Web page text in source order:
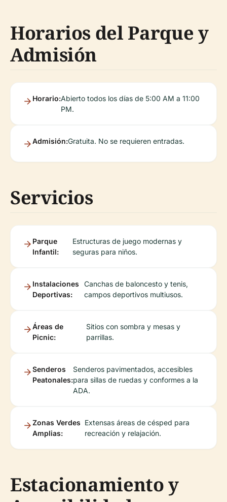
Horarios del Parque y
Admisión
Horario:Abierto todos los días de 5:00 AM a 11:00
PM.
Admisión:Gratuita. No se requieren entradas.
Servicios
Parque
Infantil:
Estructuras de juego modernas y
seguras para niños.
Instalaciones
Deportivas:
Canchas de baloncesto y tenis,
campos deportivos multiusos.
Áreas de
Picnic:
Sitios con sombra y mesas y
parrillas.
Senderos
Peatonales:
Senderos pavimentados, accesibles
para sillas de ruedas y conformes a la
ADA.
Zonas Verdes
Amplias:
Extensas áreas de césped para
recreación y relajación.
Estacionamiento y